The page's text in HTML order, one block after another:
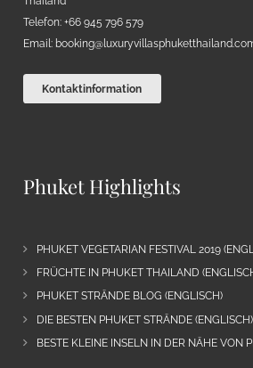
Telefon: +66 945 796 579
Email:
Kontaktinformation
Phuket Highlights
PHUKET VEGETARIAN FESTIVAL 2019
FRÜCHTE IN PHUKET THAILAND
PHUKET STRÄNDE BLOG (ENGLISCH)
DIE BESTEN PHUKET STRÄNDE (ENGLISCH)
BESTE KLEINE INSELN IN DER NÄHE VON